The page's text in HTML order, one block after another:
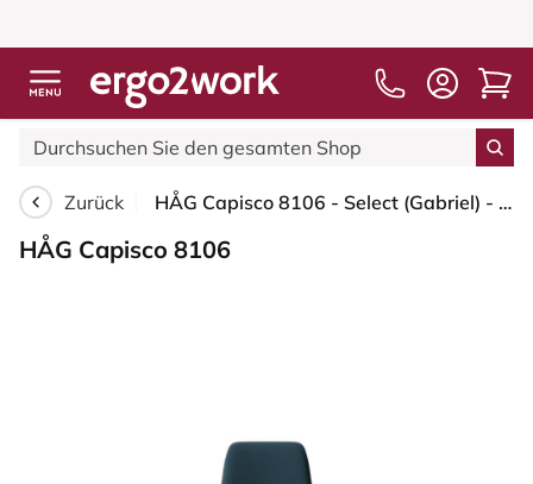
Zurück HÅG Capisco 8106 - Select (Gabriel) - Wolle / Polyamid - SC66194 - Blue - Moss Grey - 265 mm (Sitzhöhe 53-79cm) - Weiche Rollen für harte Böden
HÅG Capisco 8106